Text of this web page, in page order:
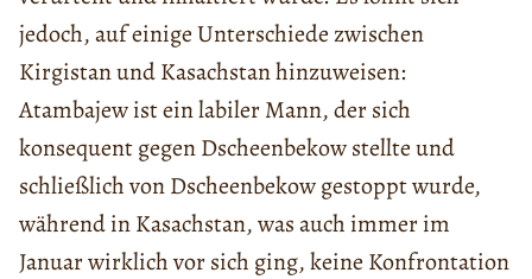
jedoch, auf einige Unterschiede zwischen
Kirgistan und Kasachstan hinzuweisen:
Atambajew ist ein labiler Mann, der sich
konsequent gegen Dscheenbekow stellte und
schließlich von Dscheenbekow gestoppt wurde,
während in Kasachstan, was auch immer im
Januar wirklich vor sich ging, keine Konfrontation